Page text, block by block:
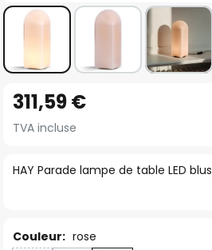
to
the
ofHAY Parade lampe de table LED
311,59 €
TVA incluse
Couleur: rose